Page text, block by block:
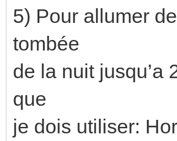
5) Pour allumer
tombée
de la nuit jusqu’a
que
je dois utiliser: